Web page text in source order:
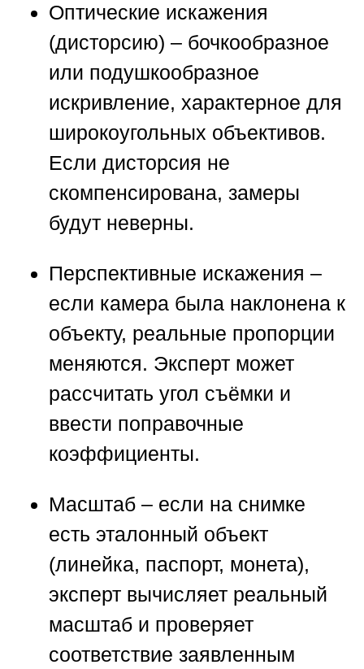
Оптические искажения
(дисторсию) – бочкообразное
или подушкообразное
искривление, характерное для
широкоугольных объективов.
Если дисторсия не
скомпенсирована, замеры
будут неверны.
Перспективные искажения –
если камера была наклонена к
объекту, реальные пропорции
меняются. Эксперт может
рассчитать угол съёмки и
ввести поправочные
коэффициенты.
Масштаб – если на снимке
есть эталонный объект
(линейка, паспорт, монета),
эксперт вычисляет реальный
масштаб и проверяет
соответствие заявленным